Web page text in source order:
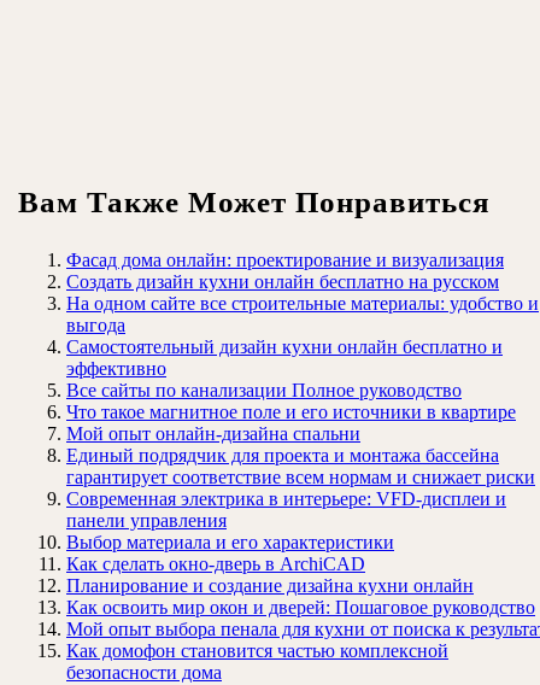
Вам Также Может Понравиться
Фасад дома онлайн: проектирование и визуализация
Создать дизайн кухни онлайн бесплатно на русском
На одном сайте все строительные материалы: удобство и
выгода
Самостоятельный дизайн кухни онлайн бесплатно и
эффективно
Все сайты по канализации Полное руководство
Что такое магнитное поле и его источники в квартире
Мой опыт онлайн-дизайна спальни
Единый подрядчик для проекта и монтажа бассейна
гарантирует соответствие всем нормам и снижает риски
Современная электрика в интерьере: VFD-дисплеи и
панели управления
Выбор материала и его характеристики
Как сделать окно-дверь в ArchiCAD
Планирование и создание дизайна кухни онлайн
Как освоить мир окон и дверей: Пошаговое руководство
Мой опыт выбора пенала для кухни от поиска к
Как домофон становится частью комплексной
безопасности дома